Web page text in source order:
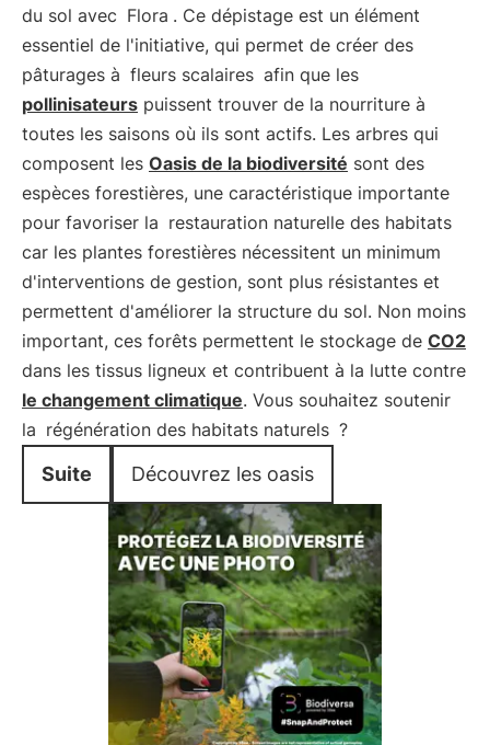
du sol avec Flora . Ce dépistage est un élément
essentiel de l'initiative, qui permet de créer des
pâturages à fleurs scalaires afin que les
pollinisateurs puissent trouver de la nourriture à
toutes les saisons où ils sont actifs. Les arbres qui
composent les Oasis de la biodiversité sont des
espèces forestières, une caractéristique importante
pour favoriser la restauration naturelle des habitats
car les plantes forestières nécessitent un minimum
d'interventions de gestion, sont plus résistantes et
permettent d'améliorer la structure du sol. Non moins
important, ces forêts permettent le stockage de CO2
dans les tissus ligneux et contribuent à la lutte contre
le changement climatique. Vous souhaitez soutenir
la régénération des habitats naturels ?
Suite Découvrez les oasis